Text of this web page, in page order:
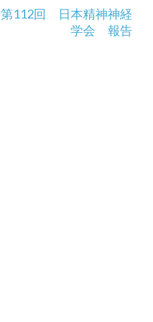
第112回 日本精神神経
学会 報告